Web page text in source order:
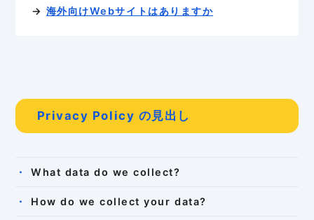
→ 海外向けWebサイトはありますか
Privacy Policy の見出し
What data do we collect?
How do we collect your data?